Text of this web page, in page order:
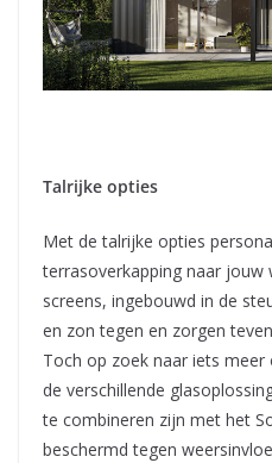
Talrijke opties
Met de talrijke opties
terrasoverkapping naar jouw
screens, ingebouwd in de
en zon tegen en zorgen
Toch op zoek naar iets
de verschillende
te combineren zijn met het
beschermd tegen